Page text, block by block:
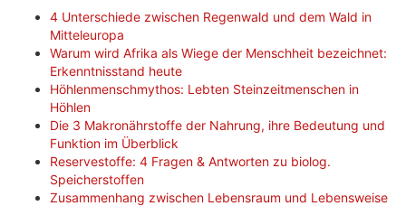
4 Unterschiede zwischen Regenwald und dem Wald in
Mitteleuropa
Warum wird Afrika als Wiege der Menschheit bezeichnet:
Erkenntnisstand heute
Höhlenmenschmythos: Lebten Steinzeitmenschen in
Höhlen
Die 3 Makronährstoffe der Nahrung, ihre Bedeutung und
Funktion im Überblick
Reservestoffe: 4 Fragen & Antworten zu biolog.
Speicherstoffen
Zusammenhang zwischen Lebensraum und Lebensweise